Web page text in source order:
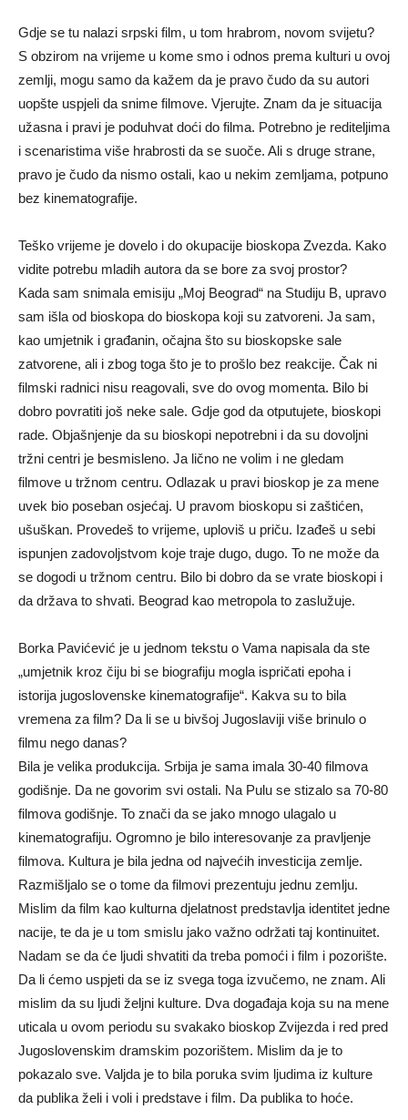
Gdje se tu nalazi srpski film, u tom hrabrom, novom svijetu?
S obzirom na vrijeme u kome smo i odnos prema kulturi u ovoj
zemlji, mogu samo da kažem da je pravo čudo da su autori
uopšte uspjeli da snime filmove. Vjerujte. Znam da je situacija
užasna i pravi je poduhvat doći do filma. Potrebno je rediteljima
i scenaristima više hrabrosti da se suoče. Ali s druge strane,
pravo je čudo da nismo ostali, kao u nekim zemljama, potpuno
bez kinematografije.
Teško vrijeme je dovelo i do okupacije bioskopa Zvezda. Kako
vidite potrebu mladih autora da se bore za svoj prostor?
Kada sam snimala emisiju „Moj Beograd“ na Studiju B, upravo
sam išla od bioskopa do bioskopa koji su zatvoreni. Ja sam,
kao umjetnik i građanin, očajna što su bioskopske sale
zatvorene, ali i zbog toga što je to prošlo bez reakcije. Čak ni
filmski radnici nisu reagovali, sve do ovog momenta. Bilo bi
dobro povratiti još neke sale. Gdje god da otputujete, bioskopi
rade. Objašnjenje da su bioskopi nepotrebni i da su dovoljni
tržni centri je besmisleno. Ja lično ne volim i ne gledam
filmove u tržnom centru. Odlazak u pravi bioskop je za mene
uvek bio poseban osjećaj. U pravom bioskopu si zaštićen,
ušuškan. Provedeš to vrijeme, uploviš u priču. Izađeš u sebi
ispunjen zadovoljstvom koje traje dugo, dugo. To ne može da
se dogodi u tržnom centru. Bilo bi dobro da se vrate bioskopi i
da država to shvati. Beograd kao metropola to zaslužuje.
Borka Pavićević je u jednom tekstu o Vama napisala da ste
„umjetnik kroz čiju bi se biografiju mogla ispričati epoha i
istorija jugoslovenske kinematografije“. Kakva su to bila
vremena za film? Da li se u bivšoj Jugoslaviji više brinulo o
filmu nego danas?
Bila je velika produkcija. Srbija je sama imala 30-40 filmova
godišnje. Da ne govorim svi ostali. Na Pulu se stizalo sa 70-80
filmova godišnje. To znači da se jako mnogo ulagalo u
kinematografiju. Ogromno je bilo interesovanje za pravljenje
filmova. Kultura je bila jedna od najvećih investicija zemlje.
Razmišljalo se o tome da filmovi prezentuju jednu zemlju.
Mislim da film kao kulturna djelatnost predstavlja identitet jedne
nacije, te da je u tom smislu jako važno održati taj kontinuitet.
Nadam se da će ljudi shvatiti da treba pomoći i film i pozorište.
Da li ćemo uspjeti da se iz svega toga izvučemo, ne znam. Ali
mislim da su ljudi željni kulture. Dva događaja koja su na mene
uticala u ovom periodu su svakako bioskop Zvijezda i red pred
Jugoslovenskim dramskim pozorištem. Mislim da je to
pokazalo sve. Valjda je to bila poruka svim ljudima iz kulture
da publika želi i voli i predstave i film. Da publika to hoće.